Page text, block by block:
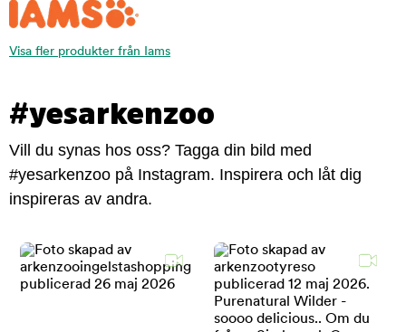
Visa fler produkter från Iams
#yesarkenzoo
Vill du synas hos oss? Tagga din bild med
#yesarkenzoo på Instagram. Inspirera och låt dig
inspireras av andra.